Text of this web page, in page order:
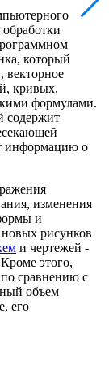
который
векторное
кривых,
формулами.
содержит
информацию о
изменения
и
рисунков
и чертежей -
этого,
сравнению с
объем
его